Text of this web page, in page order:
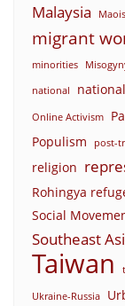
Malaysia
migrant
minorities
national
Online Activism
Populism post-
religion
Rohingya
Social
Southeast
Taiwan
Ukraine-Russia